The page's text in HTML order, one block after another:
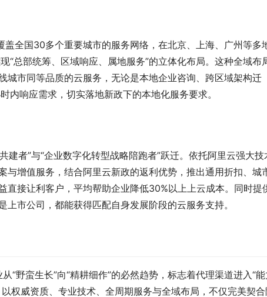
盖全国30多个重要城市的服务网络，在北京、上海、广州等多
“总部统筹、区域响应、属地服务”的立体化布局。这种全域布
城市同等品质的云服务，无论是本地企业咨询、跨区域架构迁
响应需求，切实落地新政下的本地化服务要求。
建者”与“企业数字化转型战略陪跑者”跃迁。依托阿里云强大技
与增值服务，结合阿里云新政的返利优势，推出通用折扣、城
直接让利客户，平均帮助企业降低30%以上上云成本。同时提
市公司，都能获得匹配自身发展阶段的云服务支持。
野蛮生长”向“精耕细作”的必然趋势，标志着代理渠道进入“能
权威资质、专业技术、全周期服务与全域布局，不仅完美契